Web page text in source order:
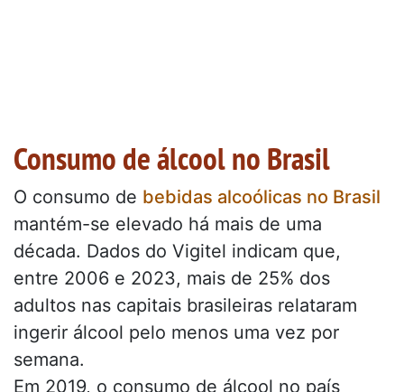
Consumo de álcool no Brasil
O consumo de bebidas alcoólicas no Brasil
mantém-se elevado há mais de uma
década. Dados do Vigitel indicam que,
entre 2006 e 2023, mais de 25% dos
adultos nas capitais brasileiras relataram
ingerir álcool pelo menos uma vez por
semana.
Em 2019, o consumo de álcool no país